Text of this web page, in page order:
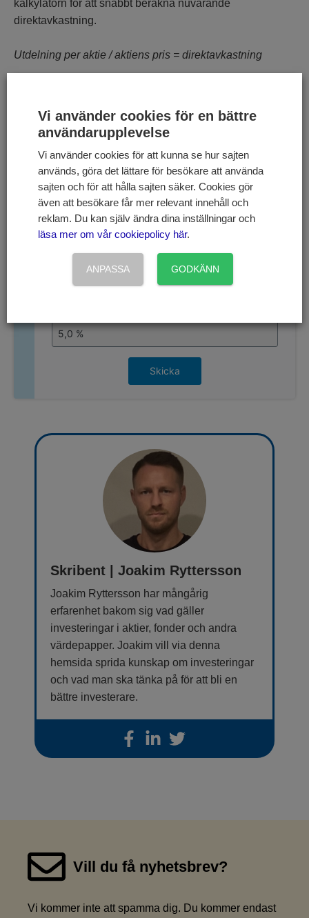
kalkylatorn för att snabbt beräkna nuvarande
direktavkastning.
Utdelning per aktie / aktiens pris = direktavkastning
Räkna ut
direktavkastning -
kalkylator
Fyll i aktiens nuvarande pris
Fyll i årets totala utdelning
Skicka
Skribent | Joakim Ryttersson
Joakim Ryttersson har mångårig
erfarenhet bakom sig vad gäller
investeringar i aktier, fonder och andra
värdepapper. Joakim vill via denna
hemsida sprida kunskap om investeringar
och vad man ska tänka på för att bli en
bättre investerare.
Vill du få nyhetsbrev?
Vi kommer inte att spamma dig. Du kommer endast
Vi använder cookies för en bättre
användarupplevelse
Vi använder cookies för att kunna se hur sajten
används, göra det lättare för besökare att använda
sajten och för att hålla sajten säker. Cookies gör
även att besökare får mer relevant innehåll och
reklam. Du kan själv ändra dina inställningar och
läsa mer om vår cookiepolicy här.
ANPASSA GODKÄNN